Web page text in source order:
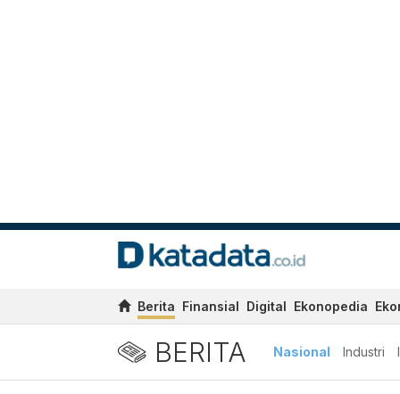
Berita Finansial Digital Ekonopedia
BERITA Nasional Industri